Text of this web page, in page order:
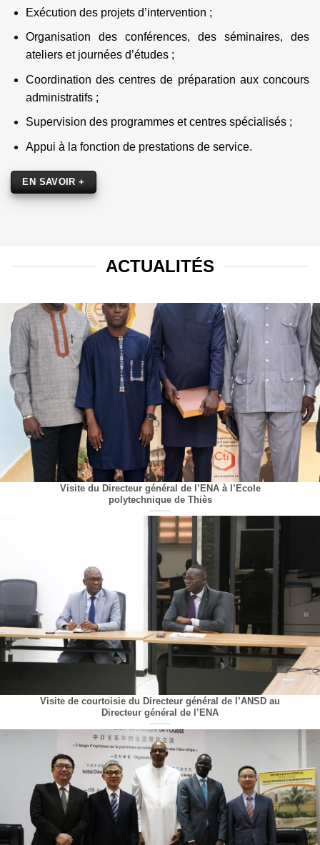
Exécution des projets d’intervention ;
Organisation des conférences, des séminaires, des
ateliers et journées d’études ;
Coordination des centres de préparation aux concours
administratifs ;
Supervision des programmes et centres spécialisés ;
Appui à la fonction de prestations de service.
EN SAVOIR +
ACTUALITÉS
Visite du Directeur général de l’ENA à l’Ecole
polytechnique de Thiès
Visite de courtoisie du Directeur général de l’ANSD au
Directeur général de l’ENA